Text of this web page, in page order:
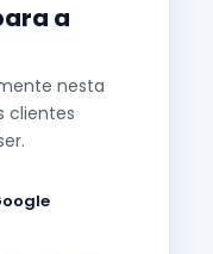
a
nesta
clientes